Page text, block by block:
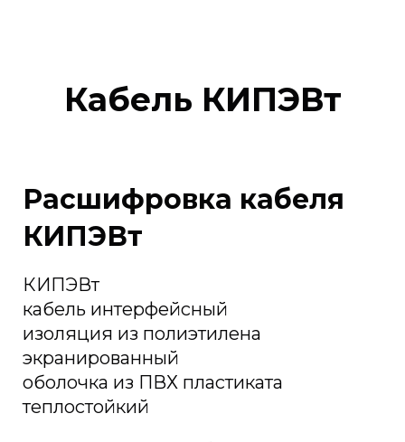
Кабель КИПЭВт
Расшифровка кабеля
КИПЭВт
КИПЭВт
кабель интерфейсный
изоляция из полиэтилена
экранированный
оболочка из ПВХ пластиката
теплостойкий